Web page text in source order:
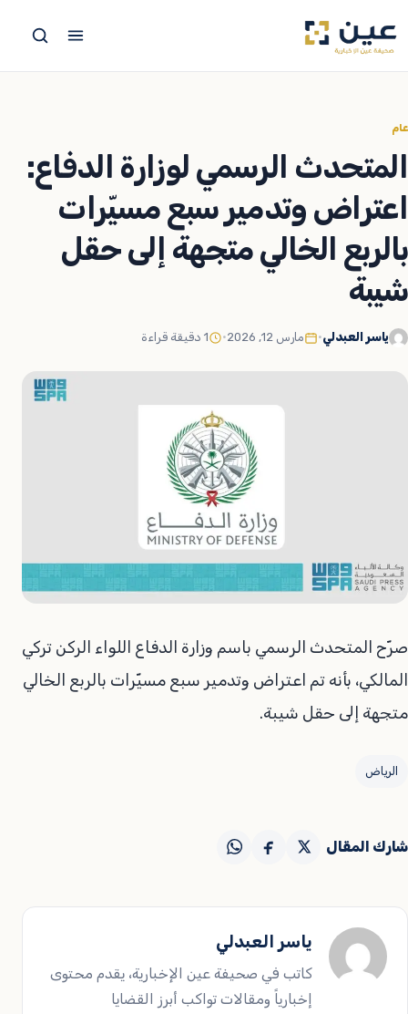
إلى
عام
المتحدث الرسمي لوزارة الدفاع:
اعتراض وتدمير سبع مسيّرات
بالربع الخالي متجهة إلى حقل
شيبة
ياسر العبدلي• مارس 12, 2026 • 1 دقيقة قراءة
صرّح المتحدث الرسمي باسم وزارة الدفاع اللواء الركن تركي
المالكي، بأنه تم اعتراض وتدمير سبع مسيّرات بالربع الخالي
متجهة إلى حقل شيبة.
الرياض
شارك المقال
ياسر العبدلي
كاتب في صحيفة عين الإخبارية، يقدم محتوى
إخبارياً ومقالات تواكب أبرز القضايا